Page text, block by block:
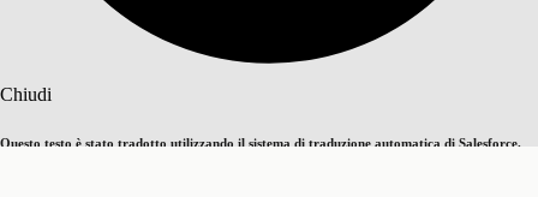
Chiudi
Questo testo è stato tradotto utilizzando il sistema di traduzione automatica di Salesforce.